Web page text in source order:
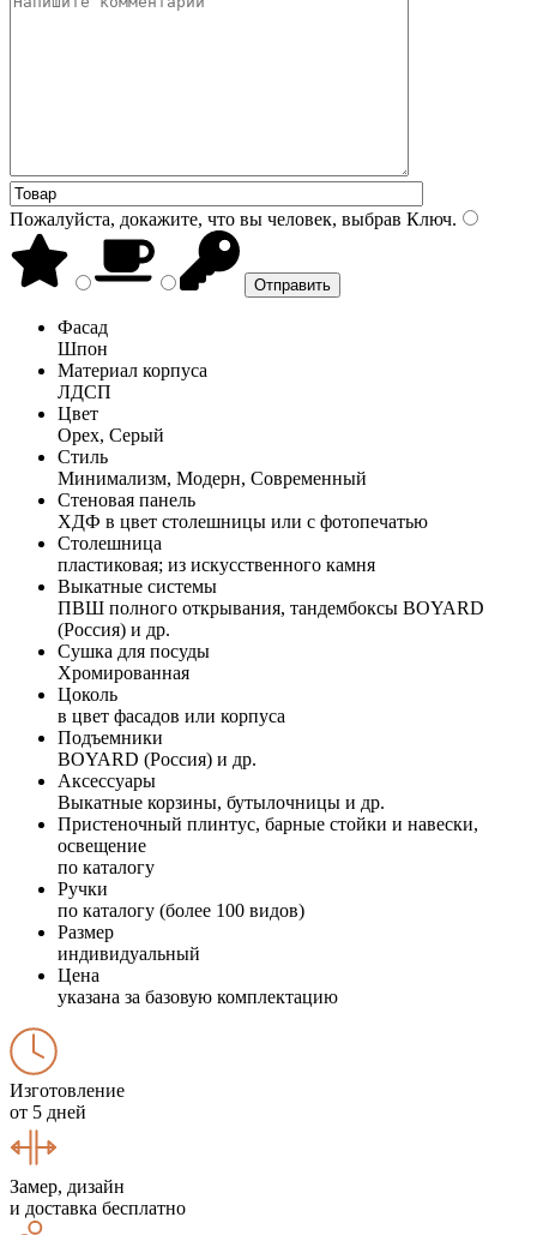
Пожалуйста, докажите, что вы человек, выбрав Ключ.
Фасад
Шпон
Материал корпуса
ЛДСП
Цвет
Орех, Серый
Стиль
Минимализм, Модерн, Современный
Стеновая панель
ХДФ в цвет столешницы или с фотопечатью
Столешница
пластиковая; из искусственного камня
Выкатные системы
ПВШ полного открывания, тандембоксы BOYARD
(Россия) и др.
Сушка для посуды
Хромированная
Цоколь
в цвет фасадов или корпуса
Подъемники
BOYARD (Россия) и др.
Аксессуары
Выкатные корзины, бутылочницы и др.
Пристеночный плинтус, барные стойки и навески,
освещение
по каталогу
Ручки
по каталогу (более 100 видов)
Размер
индивидуальный
Цена
указана за базовую комплектацию
Изготовление
от 5 дней
Замер, дизайн
и доставка бесплатно